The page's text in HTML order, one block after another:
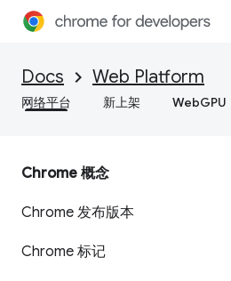
Docs Web Platform
网络平台 新上架 WebGPU
Chrome 概念
Chrome 发布版本
Chrome 标记